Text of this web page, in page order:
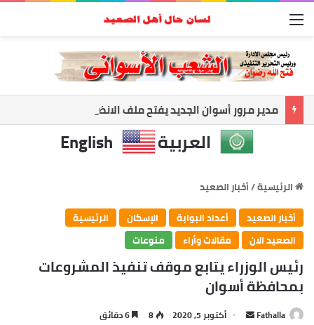
القائمة
العربية English
الرئيسية/أخبار الصعيد
أخبار الصعيد
أعداد البوابة الإسكان
الرئيسية
الصعيد الان
مقالات وأراء منوعات
رئيس الوزراء يتابع موقف تنفيذ المشروعات
بمحافظة أسوان
Fathalla
أرسل أكتوبر 5, 2020 8